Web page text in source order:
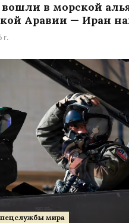
вошли в морской
Аравии — Иран
г.
мира